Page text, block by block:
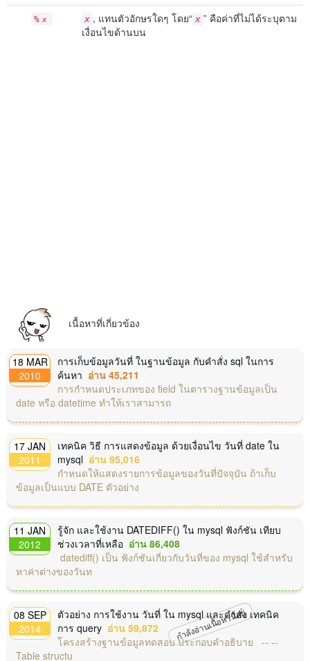
% x x , แทนตัวอักษรใดๆ โดย“ x ” คือค่าที่ไม่ได้ระบุตาม
เงื่อนไขด้านบน
เนื้อหาที่เกี่ยวข้อง
18 MAR
2010
การเก็บข้อมูลวันที่ ในฐานข้อมูล กับคำสั่ง sql ในการ
ค้นหา อ่าน 45,211
การกำหนดประเภทของ field ในตารางฐานข้อมูลเป็น
date หรือ datetime ทำให้เราสามารถ
17 JAN
2011
เทคนิค วิธี การแสดงข้อมูล ด้วยเงื่อนไข วันที่ date ใน
mysql อ่าน 95,016
กำหนดให้แสดงรายการข้อมูลของวันที่ปัจจุบัน ถ้าเก็บ
ข้อมูลเป็นแบบ DATE ตัวอย่าง
11 JAN
2012
รู้จัก และใช้งาน DATEDIFF() ใน mysql ฟังก์ชัน เทียบ
ช่วงเวลาที่เหลือ อ่าน 86,408
datediff() เป็น ฟังก์ชันเกี่ยวกับวันที่ของ mysql ใช้สำหรับ
หาค่าต่างของวันท
กำลังอ่านเนื้อหานี้อยู่
08 SEP
2014
ตัวอย่าง การใช้งาน วันที่ ใน mysql และคำสั่ง เทคนิค
การ query อ่าน 59,872
โครงสร้างฐานข้อมูลทดสอบ ประกอบคำอธิบาย -- --
Table structu